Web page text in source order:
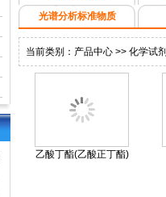
光谱分析标准物质
当前类别： 产品中心 >> 化学试剂
乙酸丁酯(乙酸正丁酯)